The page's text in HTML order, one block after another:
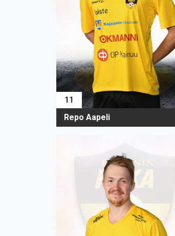
11
Repo Aapeli